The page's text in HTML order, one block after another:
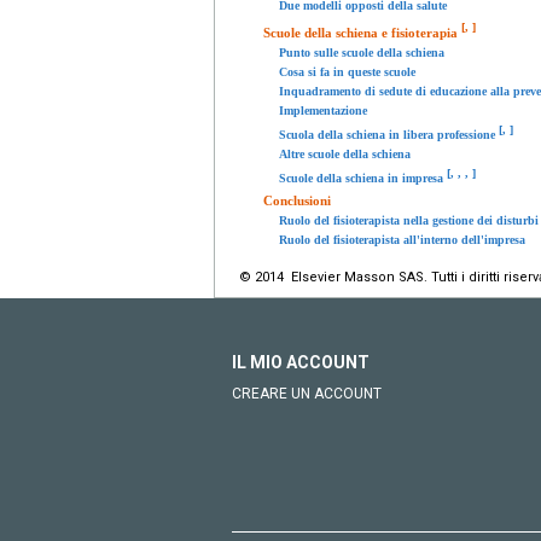
Due modelli opposti della salute
Scuole della schiena e fisioterapia [, ]
Punto sulle scuole della schiena
Cosa si fa in queste scuole
Inquadramento di sedute di educazione alla
Implementazione
Scuola della schiena in libera professione[, ]
Altre scuole della schiena
Scuole della schiena in impresa [, , , ]
Conclusioni
Ruolo del fisioterapista nella gestione dei
Ruolo del fisioterapista all'interno dell'impresa
© 2014 Elsevier Masson SAS. Tutti i diritti
IL MIO ACCOUNT
CREARE UN ACCOUNT